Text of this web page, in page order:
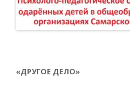
«ДРУГОЕ ДЕЛО»